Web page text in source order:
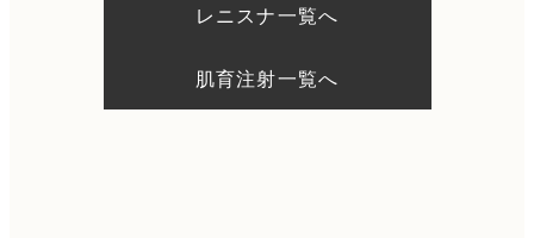
レニスナ一覧へ
肌育注射一覧へ